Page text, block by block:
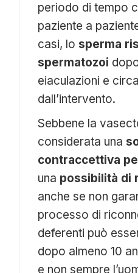
periodo di tempo
paziente a
casi, lo sperma
spermatozoi
eiaculazioni e
dall’intervento.
Sebbene la
considerata una
contraccettiva
una possibilità di
anche se non
processo di
deferenti può
dopo almeno 10
e non sempre